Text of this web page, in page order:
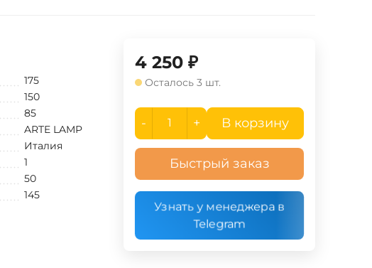
175
150
85
ARTE LAMP
Италия
1
50
145
4 250 ₽
Осталось 3 шт.
- + В корзину
Быстрый заказ
Узнать у менеджера в
Telegram